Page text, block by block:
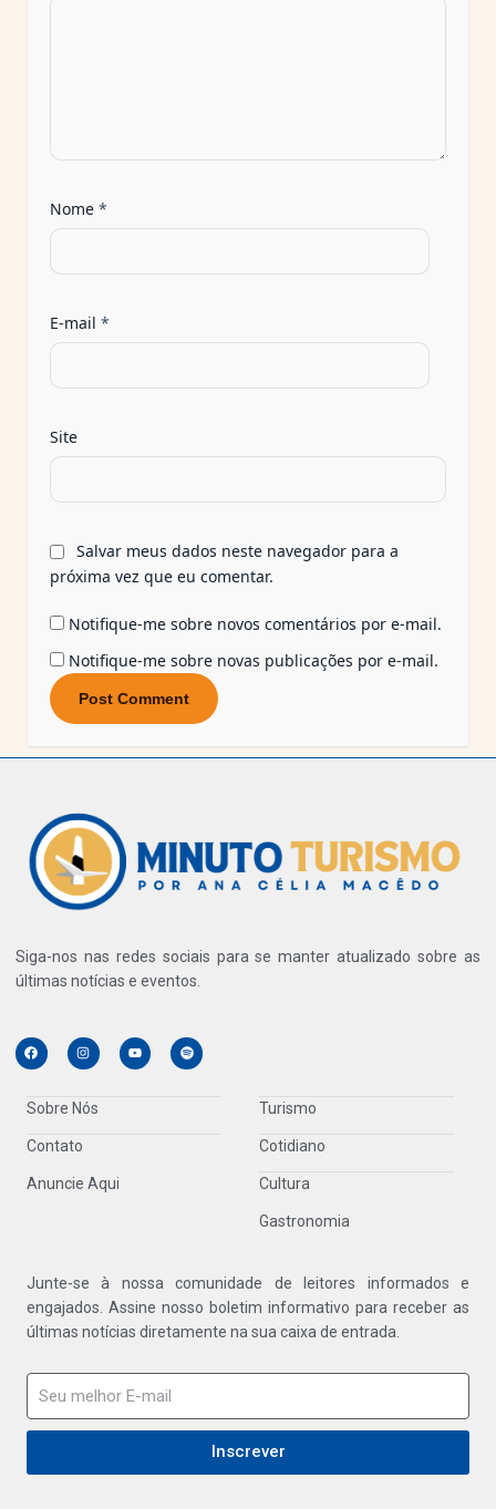
Nome *
E-mail *
Site
Salvar meus dados neste navegador para a
próxima vez que eu comentar.
Notifique-me sobre novos comentários por e-mail.
Notifique-me sobre novas publicações por e-mail.
Siga-nos nas redes sociais para se manter atualizado sobre as
últimas notícias e eventos.
Sobre Nós
Contato
Anuncie Aqui
Turismo
Cotidiano
Cultura
Gastronomia
Junte-se à nossa comunidade de leitores informados e
engajados. Assine nosso boletim informativo para receber as
últimas notícias diretamente na sua caixa de entrada.
Inscrever